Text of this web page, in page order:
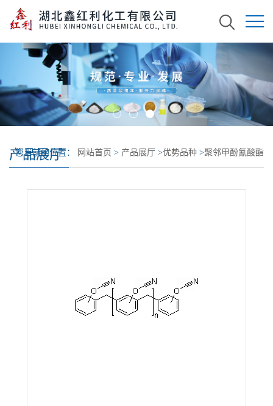
产品展厅
您当前的位置： 网站首页 > 产品展厅 >优势品种 >聚邻甲酚氰酸酯